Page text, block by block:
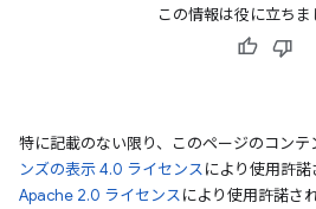
この情報は役に立ちま
特に記載のない限り、このページのコンテ
ンズの表示 4.0 ライセンスにより使用許
Apache 2.0 ライセンスにより使用許諾さ